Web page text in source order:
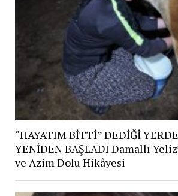
“HAYATIM BİTTİ” DEDİĞİ
YENİDEN BAŞLADI Damallı
ve Azim Dolu Hikâyesi